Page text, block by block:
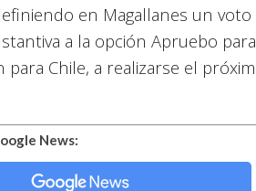
en Magallanes un
a la opción Apruebo
para Chile, a realizarse el
News: